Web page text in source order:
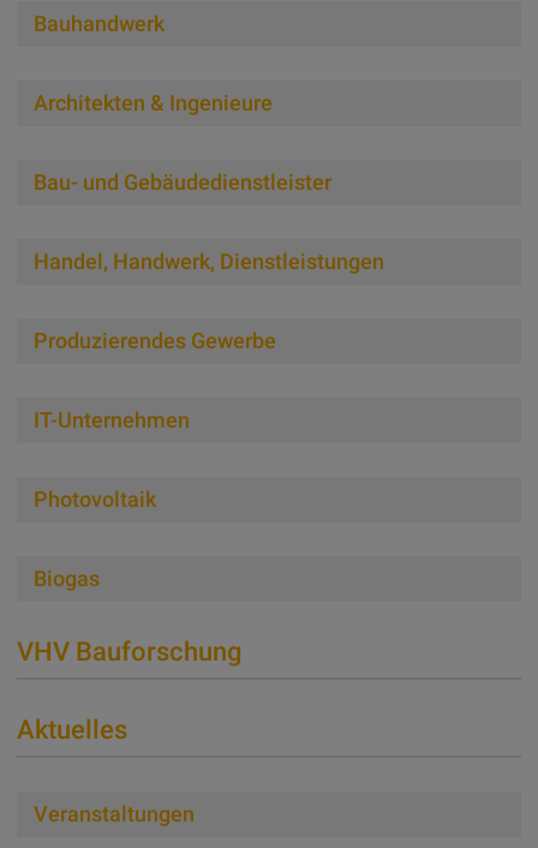
Bauhandwerk
Architekten & Ingenieure
Bau- und Gebäudedienstleister
Handel, Handwerk, Dienstleistungen
Produzierendes Gewerbe
IT-Unternehmen
Pho­to­vol­ta­ik
Biogas
VHV Bauforschung
Aktuelles
Veranstaltungen